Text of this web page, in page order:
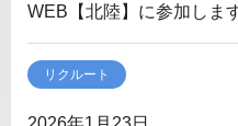
WEB【北陸】に参加しま
リクルート